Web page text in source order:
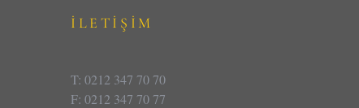
İLETİŞİM
T: 0212 347 70 70
F: 0212 347 70 77